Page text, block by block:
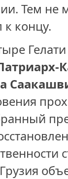
Тем не
концу.
Гелати